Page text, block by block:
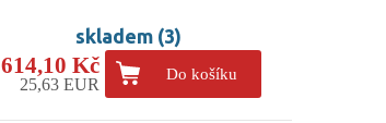
skladem (3)
614,10 Kč
25,63 EUR
Do košíku